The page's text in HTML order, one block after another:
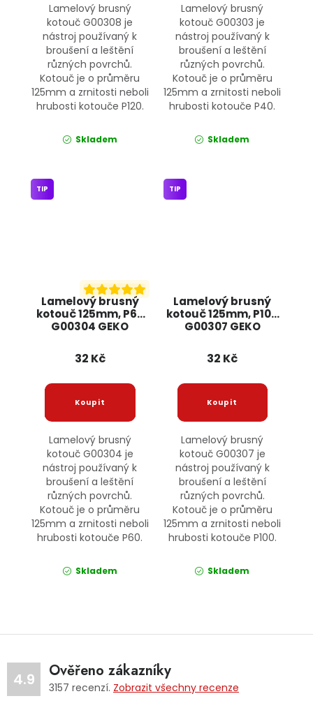
Lamelový brusný
kotouč G00308 je
nástroj používaný k
broušení a leštění
různých povrchů.
Kotouč je o průměru
125mm a zrnitosti neboli
hrubosti kotouče P120.
Skladem
Lamelový brusný
kotouč G00303 je
nástroj používaný k
broušení a leštění
různých povrchů.
Kotouč je o průměru
125mm a zrnitosti neboli
hrubosti kotouče P40.
Skladem
Lamelový brusný
kotouč 125mm, P60
G00304 GEKO
TIP
32 Kč
Lamelový brusný
kotouč G00304 je
nástroj používaný k
broušení a leštění
různých povrchů.
Kotouč je o průměru
125mm a zrnitosti neboli
hrubosti kotouče P60.
Skladem
Lamelový brusný
kotouč 125mm, P100
G00307 GEKO
TIP
32 Kč
Lamelový brusný
kotouč G00307 je
nástroj používaný k
broušení a leštění
různých povrchů.
Kotouč je o průměru
125mm a zrnitosti neboli
hrubosti kotouče P100.
Skladem
4.9 Ověřeno zákazníky
3157 recenzí. Zobrazit všechny recenze